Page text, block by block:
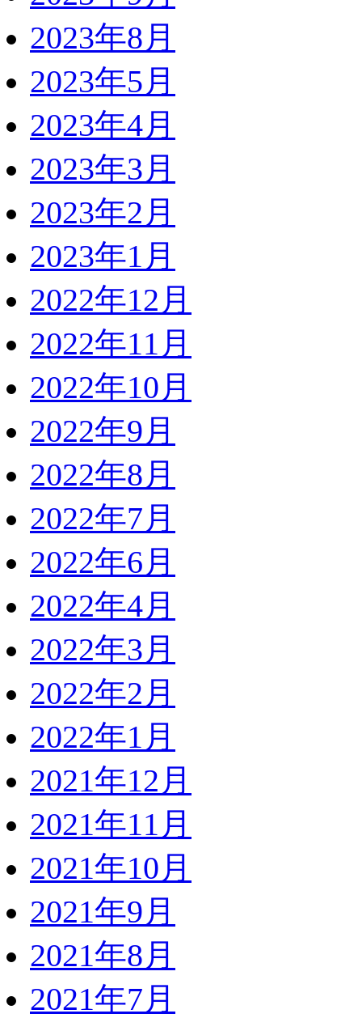
2023年8月
2023年5月
2023年4月
2023年3月
2023年2月
2023年1月
2022年12月
2022年11月
2022年10月
2022年9月
2022年8月
2022年7月
2022年6月
2022年4月
2022年3月
2022年2月
2022年1月
2021年12月
2021年11月
2021年10月
2021年9月
2021年8月
2021年7月